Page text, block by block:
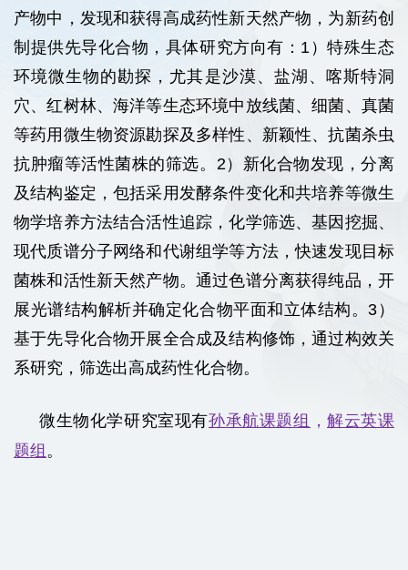
产物中，发现和获得高成药性新天然产物，为新药创
制提供先导化合物，具体研究方向有：1）特殊生态
环境微生物的勘探，尤其是沙漠、盐湖、喀斯特洞
穴、红树林、海洋等生态环境中放线菌、细菌、真菌
等药用微生物资源勘探及多样性、新颖性、抗菌杀虫
抗肿瘤等活性菌株的筛选。2）新化合物发现，分离
及结构鉴定，包括采用发酵条件变化和共培养等微生
物学培养方法结合活性追踪，化学筛选、基因挖掘、
现代质谱分子网络和代谢组学等方法，快速发现目标
菌株和活性新天然产物。通过色谱分离获得纯品，开
展光谱结构解析并确定化合物平面和立体结构。3）
基于先导化合物开展全合成及结构修饰，通过构效关
系研究，筛选出高成药性化合物。
微生物化学研究室现有孙承航课题组 ，解云英课
题组 。